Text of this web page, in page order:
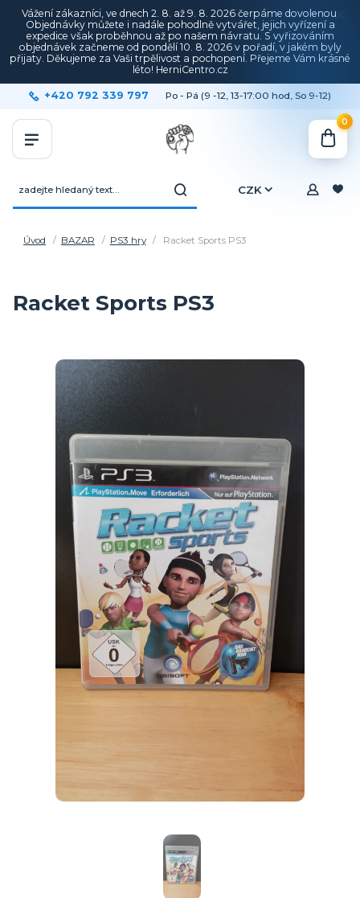
Vážení zákazníci, ve dnech 2. 8. až 9. 8. 2026 čerpáme dovolenou.
Objednávky můžete i nadále pohodlně vytvářet, jejich vyřízení a
expedice však proběhnou až po našem návratu. S vyřizováním
objednávek začneme od pondělí 10. 8. 2026 v pořadí, v jakém byly
přijaty. Děkujeme za Vaši trpělivost a pochopení. Přejeme Vám krásné
léto! HerniCentro.cz
CZK
+420 792 339 797 Po - Pá (9 -12, 13-17:00 hod, So 9-12)
0
Úvod BAZAR PS3 hry Racket Sports PS3
Racket Sports PS3